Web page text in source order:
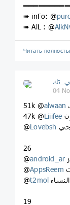
➠ inFo: @
➠ AlL : @
Читать
04
51k @alwaan
47k @Liiifee
@Lovebsh
26
@android_ar
@AppsReem
@t2mol
19